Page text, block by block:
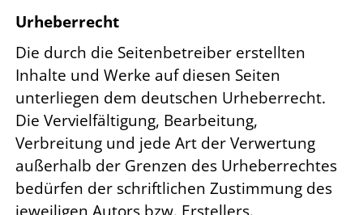
Urheberrecht
Die durch die Seitenbetreiber erstellten
Inhalte und Werke auf diesen Seiten
unterliegen dem deutschen Urheberrecht.
Die Vervielfältigung, Bearbeitung,
Verbreitung und jede Art der Verwertung
außerhalb der Grenzen des Urheberrechtes
bedürfen der schriftlichen Zustimmung des